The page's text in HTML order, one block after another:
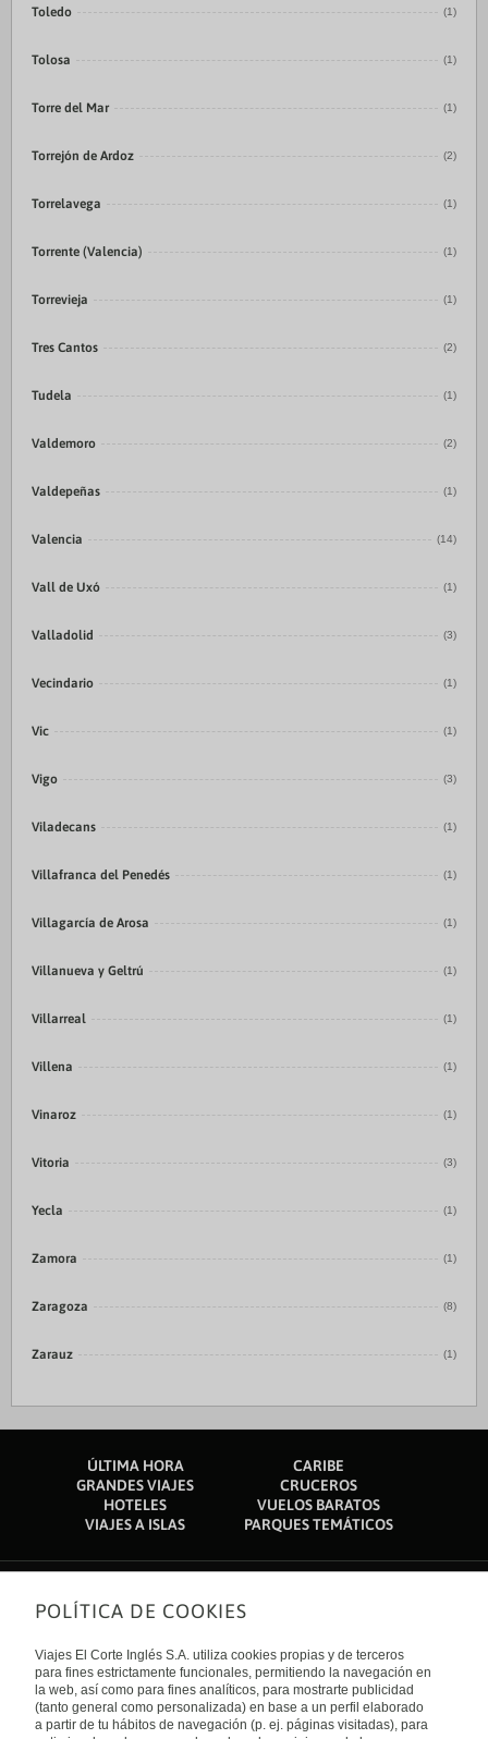
Toledo (1)
Tolosa (1)
Torre del Mar (1)
Torrejón de Ardoz (2)
Torrelavega (1)
Torrente (Valencia) (1)
Torrevieja (1)
Tres Cantos (2)
Tudela (1)
Valdemoro (2)
Valdepeñas (1)
Valencia (14)
Vall de Uxó (1)
Valladolid (3)
Vecindario (1)
Vic (1)
Vigo (3)
Viladecans (1)
Villafranca del Penedés (1)
Villagarcía de Arosa (1)
Villanueva y Geltrú (1)
Villarreal (1)
Villena (1)
Vinaroz (1)
Vitoria (3)
Yecla (1)
Zamora (1)
Zaragoza (8)
Zarauz (1)
ÚLTIMA HORA
CARIBE
GRANDES VIAJES
CRUCEROS
HOTELES
VUELOS BARATOS
VIAJES A ISLAS
PARQUES TEMÁTICOS
Sobre nosotros
Quiénes somos
Financiación
Sostenibilidad
Turismo accesible
Tarjeta El Corte Inglés
Trabaja con nosotros
Enlaces de interés
Guías de viaje
Catálogos
POLÍTICA DE COOKIES
Viajes El Corte Inglés S.A. utiliza cookies propias y de terceros
para fines estrictamente funcionales, permitiendo la navegación en
la web, así como para fines analíticos, para mostrarte publicidad
(tanto general como personalizada) en base a un perfil elaborado
a partir de tu hábitos de navegación (p. ej. páginas visitadas), para